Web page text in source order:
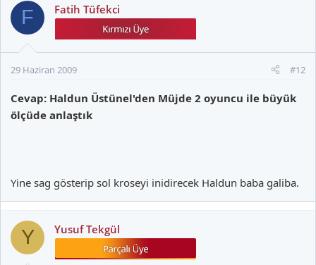
F Fatih Tüfekci
29 Haziran 2009 #12
Cevap: Haldun Üstünel'den Müjde 2 oyuncu ile büyük
ölçüde anlaştık
Yine sag gösterip sol kroseyi inidirecek Haldun baba galiba.
Y Yusuf Tekgül